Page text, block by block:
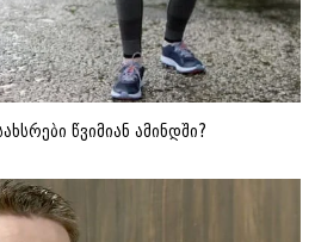
წვიმიან ამინდში?